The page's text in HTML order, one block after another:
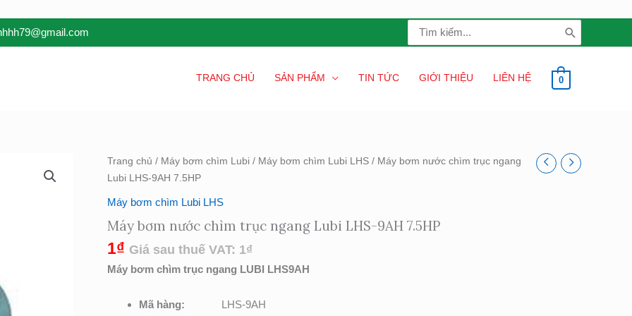
Search
for:
TRANG CHỦ SẢN PHẨM TIN TỨC GIỚI THIỆU LIÊN HỆ 0
Trang chủ / Máy bơm chìm Lubi / Máy bơm chìm Lubi LHS / Máy bơm nước chìm trục ngang
Lubi LHS-9AH 7.5HP
Máy bơm chìm Lubi LHS
Máy bơm nước chìm trục ngang Lubi LHS-9AH 7.5HP
1₫ Giá sau thuế VAT: 1₫
Máy bơm chìm trục ngang LUBI LHS9AH
Mã hàng: LHS-9AH